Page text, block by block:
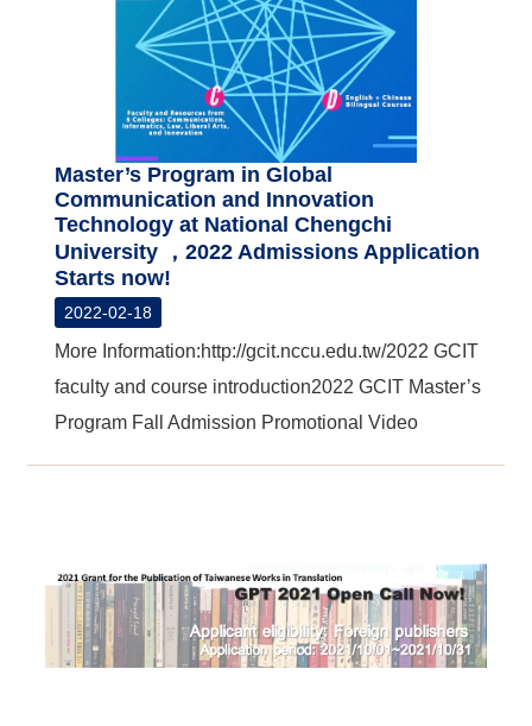
Master’s Program in Global
Communication and Innovation
Technology at National Chengchi
University ，2022 Admissions Application
Starts now!
2022-02-18
More Information:http://gcit.nccu.edu.tw/ 2022 GCIT
faculty and course introduction2022 GCIT Master’s
Program Fall Admission Promotional Video